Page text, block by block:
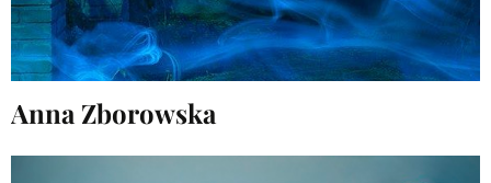
Anna Zborowska